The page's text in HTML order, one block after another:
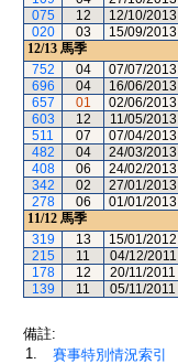
075
12 12/10/2013
020
03 15/09/2013
12/13 馬季
752
04 07/07/2013
696
04 16/06/2013
657
01 02/06/2013
603
12 11/05/2013
511
07 07/04/2013
482
04 24/03/2013
408
06 24/02/2013
342
02 27/01/2013
278
06 01/01/2013
11/12 馬季
319
13 15/01/2012
215
11 04/12/2011
178
12 20/11/2011
139
11 05/11/2011
備註:
1.
賽事特別情況索引